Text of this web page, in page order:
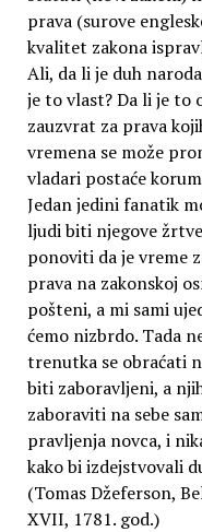
prava (surove
kvalitet zakona
Ali, da li je duh
je to vlast? Da li je to
zauzvrat za prava
vremena se može
vladari postaće
Jedan jedini fanatik
ljudi biti njegove
ponoviti da je vreme
prava na zakonskoj
pošteni, a mi sami
ćemo nizbrdo. Tada
trenutka se obraćati
biti zaboravljeni, a
zaboraviti na sebe
pravljenja novca, i
kako bi izdejstvovali
(Tomas Džeferson,
XVII, 1781. god.)